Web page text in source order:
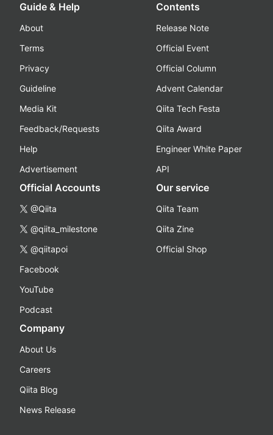
Guide & Help
About
Terms
Privacy
Guideline
Media Kit
Feedback/Requests
Help
Advertisement
Contents
Release Note
Official Event
Official Column
Advent Calendar
Qiita Tech Festa
Qiita Award
Engineer White Paper
API
Official Accounts
@Qiita
@qiita_milestone
@qiitapoi
Facebook
YouTube
Podcast
Our service
Qiita Team
Qiita Zine
Official Shop
Company
About Us
Careers
Qiita Blog
News Release